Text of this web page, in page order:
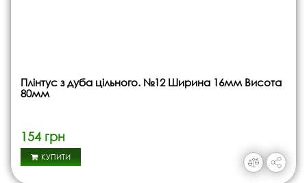
Плінтус з дуба цільного. №12 Ширина 16мм Висота
80мм
154 грн
КУПИТИ